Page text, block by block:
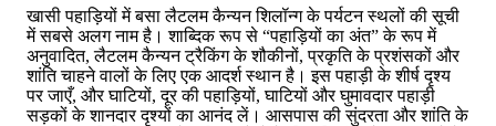
खासी पहाड़ियों में बसा लैटलम कैन्यन शिलॉन्ग के पर्यटन स्थलों की सूची
में सबसे अलग नाम है। शाब्दिक रूप से “पहाड़ियों का अंत” के रूप में
अनुवादित, लैटलम कैन्यन ट्रैकिंग के शौकीनों, प्रकृति के प्रशंसकों और
शांति चाहने वालों के लिए एक आदर्श स्थान है। इस पहाड़ी के शीर्ष दृश्य
पर जाएँ, और घाटियों, दूर की पहाड़ियों, घाटियों और घुमावदार पहाड़ी
सड़कों के शानदार दृश्यों का आनंद लें। आसपास की सुंदरता और शांति के